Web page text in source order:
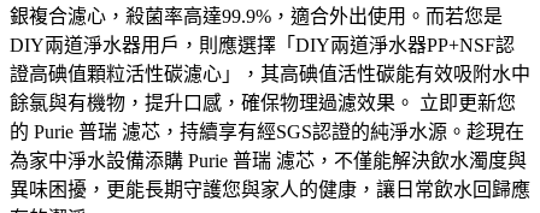
銀複合濾心，殺菌率高達99.9%，適合外出使用。而若您是
DIY兩道淨水器用戶，則應選擇「DIY兩道淨水器PP+NSF認
證高碘值顆粒活性碳濾心」，其高碘值活性碳能有效吸附水中
餘氯與有機物，提升口感，確保物理過濾效果。 立即更新您
的 Purie 普瑞 濾芯，持續享有經SGS認證的純淨水源。趁現在
為家中淨水設備添購 Purie 普瑞 濾芯，不僅能解決飲水濁度與
異味困擾，更能長期守護您與家人的健康，讓日常飲水回歸應